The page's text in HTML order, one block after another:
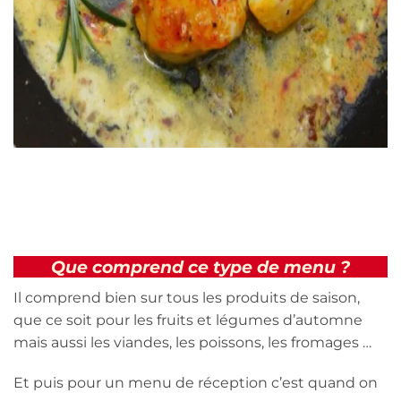
Que comprend ce type de menu ?
Il comprend bien sur tous les produits de saison,
que ce soit pour les fruits et légumes d’automne
mais aussi les viandes, les poissons, les fromages …
Et puis pour un menu de réception c’est quand on